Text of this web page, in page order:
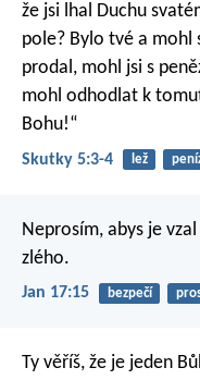
že jsi lhal Duchu
pole? Bylo tvé a mohl
prodal, mohl jsi s
mohl odhodlat k
Bohu!“
Skutky 5:3-4 lež
Neprosím, abys je
zlého.
Jan 17:15 bezpečí
Ty věříš, že je jeden